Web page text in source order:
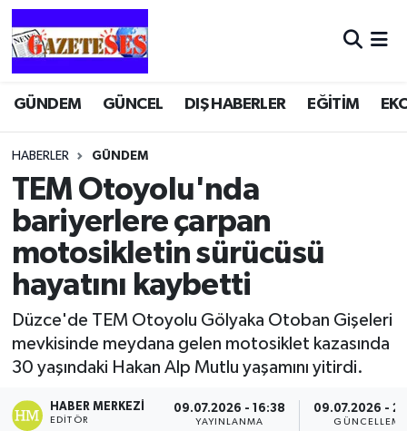
GÜNDEM GÜNCEL DIŞ HABERLER EĞİTİM
HABERLER GÜNDEM
TEM Otoyolu'nda
bariyerlere çarpan
motosikletin sürücüsü
hayatını kaybetti
Düzce'de TEM Otoyolu Gölyaka Otoban Gişeleri
mevkisinde meydana gelen motosiklet kazasında
30 yaşındaki Hakan Alp Mutlu yaşamını yitirdi.
HABER MERKEZI
EDITÖR
09.07.2026 - 16:38
YAYINLANMA
09.07.2026 -
GÜNCELLEME